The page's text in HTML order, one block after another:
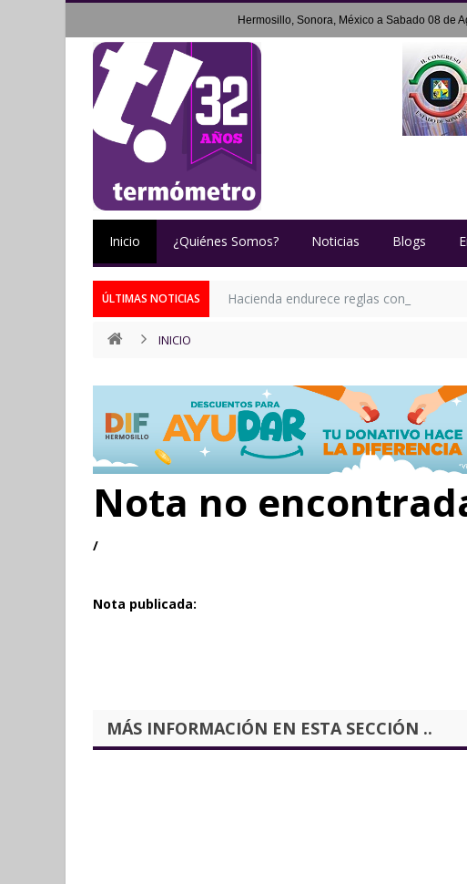
Hermosillo, Sonora, México a Sabado 08 de
Inicio ¿Quiénes Somos? Noticias Blogs
ÚLTIMAS NOTICIAS Hacienda endurece reglas contra el
INICIO
Nota no
/
Nota publicada:
MÁS INFORMACIÓN EN ESTA SECCIÓN ..